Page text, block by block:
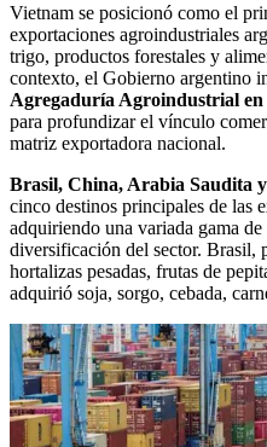
Vietnam se posicionó como el
exportaciones agroindustriales
trigo, productos forestales y
contexto, el Gobierno argentino
Agregaduría Agroindustrial en
para profundizar el vínculo
matriz exportadora nacional.
Brasil, China, Arabia Saudita
cinco destinos principales de las
adquiriendo una variada gama
diversificación del sector. Brasil,
hortalizas pesadas, frutas de
adquirió soja, sorgo, cebada,